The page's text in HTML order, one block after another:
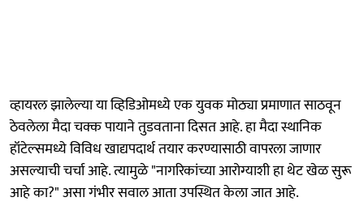
व्हायरल झालेल्या या व्हिडिओमध्ये एक युवक मोठ्या प्रमाणात साठवून
ठेवलेला मैदा चक्क पायाने तुडवताना दिसत आहे. हा मैदा स्थानिक
हॉटेल्समध्ये विविध खाद्यपदार्थ तयार करण्यासाठी वापरला जाणार
असल्याची चर्चा आहे. त्यामुळे "नागरिकांच्या आरोग्याशी हा थेट खेळ सुरू
आहे का?" असा गंभीर सवाल आता उपस्थित केला जात आहे.